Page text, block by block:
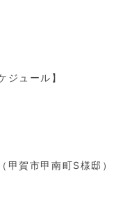
ジュール】
甲賀市甲南町S様邸）